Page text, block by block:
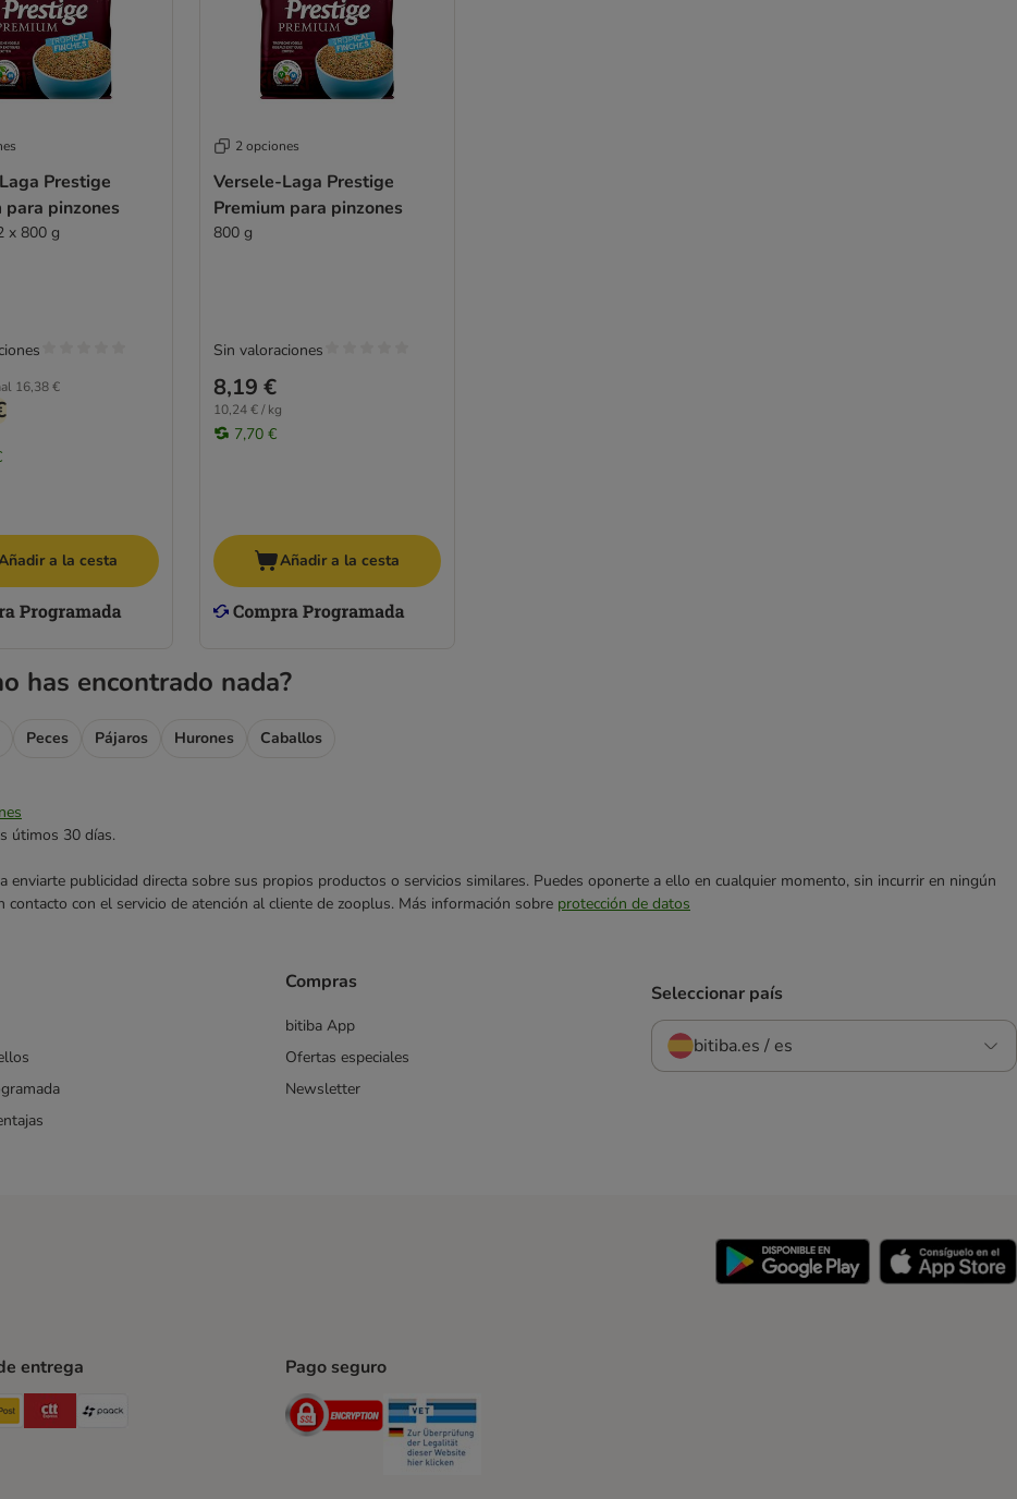
Prestige
para pinzones
x 800 g
16,38 €
a la cesta
2 opciones
Versele-Laga Prestige
Premium para pinzones
800 g
8,19 €
10,24 € / kg
7,70 €
Sin valoraciones
Añadir a la cesta
has encontrado nada?
Peces Pájaros Hurones Caballos
útimos 30 días.
enviarte publicidad directa sobre sus propios productos o servicios similares. Puedes oponerte a ello en cualquier momento, sin incurrir en ningún
con el servicio de atención al cliente de zooplus. Más información sobre protección de datos
Compras
bitiba App
Ofertas especiales
Newsletter
Seleccionar país
bitiba.es / es
entrega
Shipping Method
InPost Shipping Method
CTTExpress Shipping Method
Pago seguro
Security